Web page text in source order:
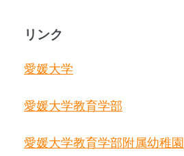
リンク
愛媛大学
愛媛大学教育学部
愛媛大学教育学部附属幼稚園